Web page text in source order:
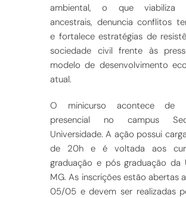
ambiental, o que viabiliza
ancestrais, denuncia conflitos
e fortalece estratégias de
sociedade civil frente às
modelo de desenvolvimento
atual.
O minicurso acontece de
presencial no campus
Universidade. A ação possui
de 20h e é voltada aos
graduação e pós graduação da
MG. As inscrições estão abertas
05/05 e devem ser realizadas